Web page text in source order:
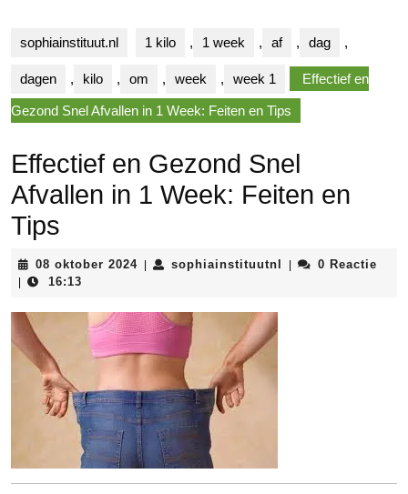
sophiainstituut.nl 1 kilo , 1 week , af , dag ,
dagen , kilo , om , week , week 1 Effectief en
Gezond Snel Afvallen in 1 Week: Feiten en Tips
Effectief en Gezond Snel
Afvallen in 1 Week: Feiten en
Tips
08 oktober 202408
sophiainstituutnl sophiainstituutnl
0 Reactie
16:13